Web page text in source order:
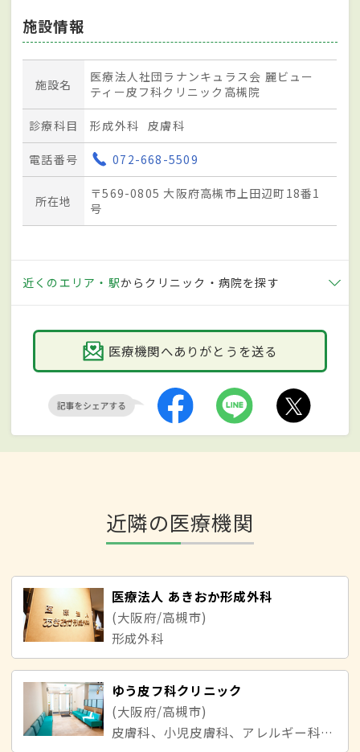
施設情報
施設名
医療法人社団ラナンキュラス会 麗ビュー
ティー皮フ科クリニック高槻院
診療科目 形成外科 皮膚科
電話番号 072-668-5509
所在地
〒569-0805 大阪府高槻市上田辺町18番1
号
近くのエリア・駅からクリニック・病院を探す
医療機関へありがとうを送る
近隣の医療機関
医療法人 あきおか形成外科
(大阪府/高槻市)
形成外科
ゆう皮フ科クリニック
(大阪府/高槻市)
皮膚科、小児皮膚科、アレルギー科、美容皮膚科